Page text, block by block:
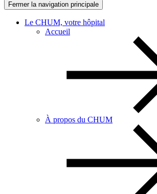
Fermer la navigation principale
Le CHUM, votre hôpital
Accueil
À propos du CHUM